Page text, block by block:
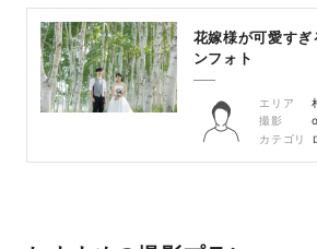
花嫁様が可愛す
ンフォト
エリア
撮影
カテゴリ